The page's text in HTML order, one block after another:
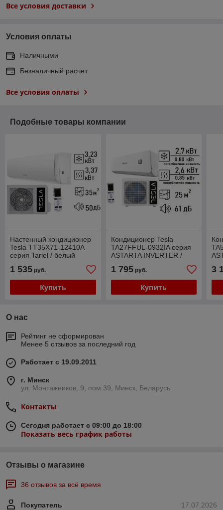
Все условия доставки
Условия оплаты
Наличными
Безналичный расчет
Все условия оплаты
Подобные товары компании
Настенный кондиционер
Tesla TT35X71-12410A
серия Tariel / белый
1 535 руб.
Купить
Кондиционер Tesla
TA27FFUL-0932IA серия
ASTARTA INVERTER /
1 795руб.
Купить
3
О нас
Рейтинг не сформирован
Менее 5 отзывов за последний год
Работает с 19.09.2011
г. Минск
ул. Монтажников, 9, пом.39, Минск, Беларусь
Контакты
Сегодня работает с 09:00 до 18:00
Показать весь график работы
Отзывы о магазине
36 отзывов за всё время
17.07.2026
Покупатель